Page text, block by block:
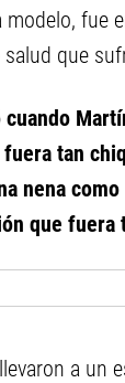
fue
que
cuando
tan
nena
que fuera
a un